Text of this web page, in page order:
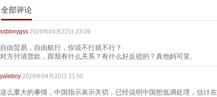
全部评论
ssbbnygss 2026年04月22日 23:09
自由贸易，自由航行，你说不行就不行？
对方付清货款，跟我有什么关系？有什么好反驳的？真他妈可笑。
yaleboy 2026年04月20日 21:50
这么重大的事情，中国指示表示关切，已经说明中国想低调处理，估计